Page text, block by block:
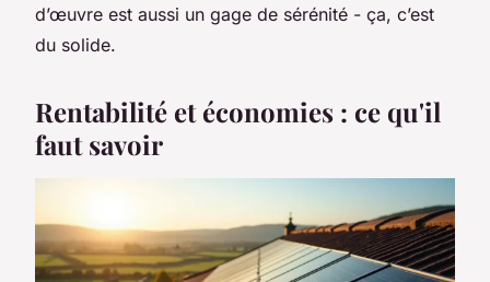
d’œuvre est aussi un gage de sérénité - ça, c’est
du solide.
Rentabilité et économies : ce qu'il
faut savoir